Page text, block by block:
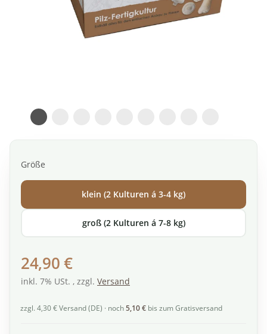
Größe
klein (2 Kulturen á 3-4 kg)
groß (2 Kulturen á 7-8 kg)
24,90 €
inkl. 7% USt. , zzgl. Versand
zzgl. 4,30 € Versand (DE) · noch5,10 € bis zum Gratisversand